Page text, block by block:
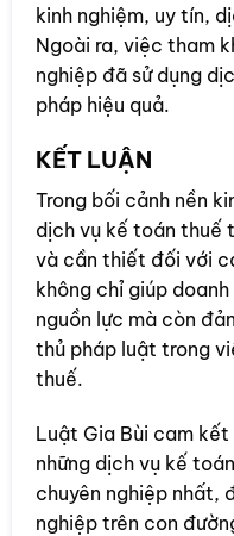
kinh nghiệm, uy tín,
Ngoài ra, việc tham
nghiệp đã sử dụng
pháp hiệu quả.
KẾT LUẬN
Trong bối cảnh nền
dịch vụ kế toán thuế
và cần thiết đối với
không chỉ giúp
nguồn lực mà còn
thủ pháp luật trong
thuế.
Luật Gia Bùi cam
những dịch vụ kế
chuyên nghiệp nhất,
nghiệp trên con